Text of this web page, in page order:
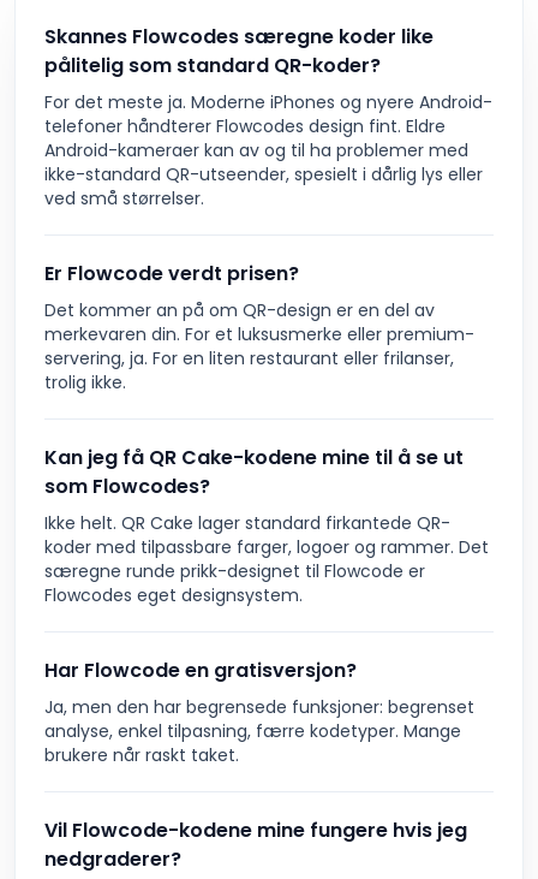
Skannes Flowcodes særegne koder like
pålitelig som standard QR-koder?
For det meste ja. Moderne iPhones og nyere Android-
telefoner håndterer Flowcodes design fint. Eldre
Android-kameraer kan av og til ha problemer med
ikke-standard QR-utseender, spesielt i dårlig lys eller
ved små størrelser.
Er Flowcode verdt prisen?
Det kommer an på om QR-design er en del av
merkevaren din. For et luksusmerke eller premium-
servering, ja. For en liten restaurant eller frilanser,
trolig ikke.
Kan jeg få QR Cake-kodene mine til å se ut
som Flowcodes?
Ikke helt. QR Cake lager standard firkantede QR-
koder med tilpassbare farger, logoer og rammer. Det
særegne runde prikk-designet til Flowcode er
Flowcodes eget designsystem.
Har Flowcode en gratisversjon?
Ja, men den har begrensede funksjoner: begrenset
analyse, enkel tilpasning, færre kodetyper. Mange
brukere når raskt taket.
Vil Flowcode-kodene mine fungere hvis jeg
nedgraderer?